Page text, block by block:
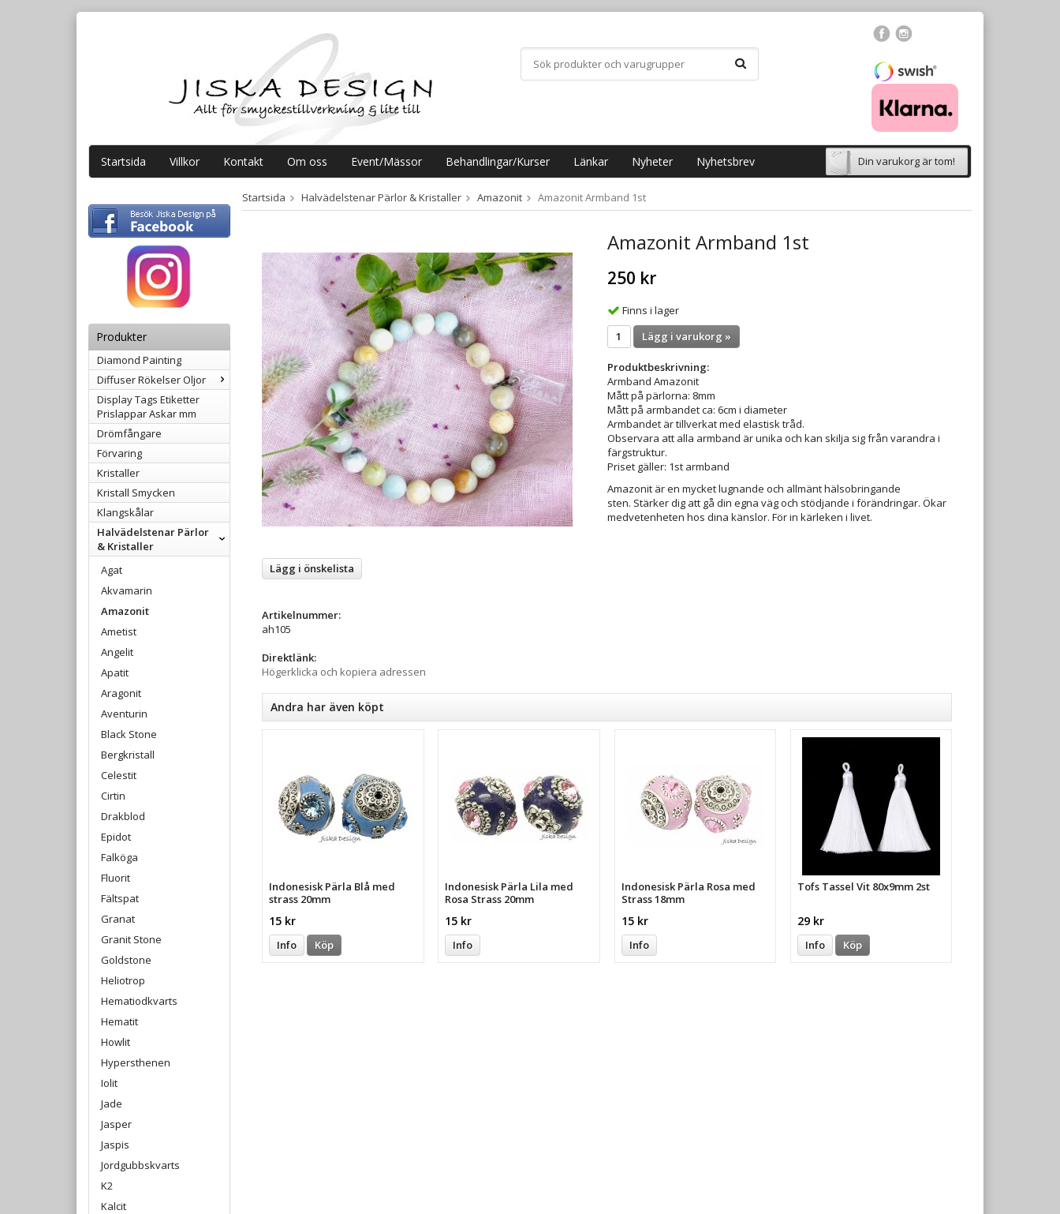
Startsida Villkor Kontakt Om oss Event/Mässor Behandlingar/Kurser Länkar Nyheter Nyhetsbrev Din varukorg är tom!
Produkter
Diamond Painting
Diffuser Rökelser Oljor
Display Tags Etiketter
Prislappar Askar mm
Drömfångare
Förvaring
Kristaller
Kristall Smycken
Klangskålar
Halvädelstenar Pärlor
& Kristaller
Agat
Akvamarin
Amazonit
Ametist
Angelit
Apatit
Aragonit
Aventurin
Black Stone
Bergkristall
Celestit
Cirtin
Drakblod
Epidot
Falköga
Fluorit
Fältspat
Granat
Granit Stone
Goldstone
Heliotrop
Hematiodkvarts
Hematit
Howlit
Hypersthenen
Iolit
Jade
Jasper
Jaspis
Jordgubbskvarts
K2
Kalcit
Startsida Halvädelstenar Pärlor & Kristaller Amazonit Amazonit Armband 1st
Amazonit Armband 1st
250 kr
Finns i lager
Lägg i varukorg »
Produktbeskrivning:
Armband Amazonit
Mått på pärlorna: 8mm
Mått på armbandet ca: 6cm i diameter
Armbandet är tillverkat med elastisk tråd.
Observara att alla armband är unika och kan skilja sig från varandra i
färgstruktur.
Priset gäller: 1st armband
Amazonit är en mycket lugnande och allmänt hälsobringande
sten. Stärker dig att gå din egna väg och stödjande i förändringar. Ökar
medvetenheten hos dina känslor. För in kärleken i livet.
Lägg i önskelista
Artikelnummer:
ah105
Direktlänk:
Högerklicka och kopiera adressen
Andra har även köpt
Indonesisk Pärla Blå med
strass 20mm
15 kr
Info Köp
Indonesisk Pärla Lila med
Rosa Strass 20mm
15 kr
Info
Indonesisk Pärla Rosa med
Strass 18mm
15 kr
Info
Tofs Tassel Vit 80x9mm 2st
29 kr
Info Köp